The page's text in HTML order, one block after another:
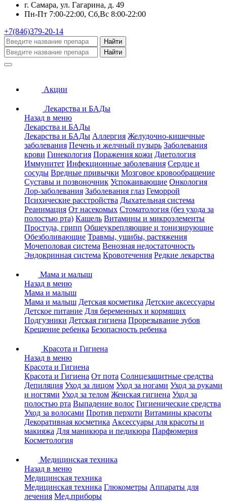
г. Самара, ул. Гагарина, д. 49
Пн-Пт 7:00-22:00, Сб,Вс 8:00-22:00
+7(846)379-20-14
Найти
Найти
Акции
Лекарства и БАДы
Назад в меню
Лекарства и БАДы
Лекарства и БАДы Аллергия Желудочно-кишечные
заболевания Печень и желчный пузырь Заболевания
крови Гинекология Поражения кожи Диетология
Иммунитет Инфекционные заболевания Сердце и
сосуды Вредные привычки Мозговое кровообращение
Суставы и позвоночник Успокаивающие Онкология
Лор-заболевания Заболевания глаз Геморрой
Психические расстройства Дыхательная система
Реанимация От насекомых Стоматология (без ухода за
полостью рта) Кашель Витамины и микроэлементы
Простуда, грипп Общеукрепляющие и тонизирующие
Обезболивающие Травмы, ушибы, растяжения
Мочеполовая система Венозная недостаточность
Эндокринная система Кровотечения Редкие лекарства
Мама и малыш
Назад в меню
Мама и малыш
Мама и малыш Детская косметика Детские аксессуары
Детское питание Для беременных и кормящих
Подгузники Детская гигиена Прорезывание зубов
Крещение ребенка Безопасность ребенка
Красота и Гигиена
Назад в меню
Красота и Гигиена
Красота и Гигиена От пота Солнцезащитные средства
Депиляция Уход за лицом Уход за ногами Уход за руками
и ногтями Уход за телом Женская гигиена Уход за
полостью рта Выпадение волос Гигиенические средства
Уход за волосами Против перхоти Витамины красоты
Декоративная косметика Аксессуары для красоты и
макияжа Для маникюра и педикюра Парфюмерия
Косметология
Медицинская техника
Назад в меню
Медицинская техника
Медицинская техника Глюкометры Аппараты для
лечения Мед.приборы